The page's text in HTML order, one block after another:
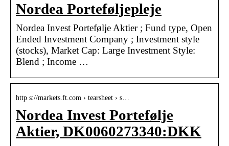
Nordea Porteføljepleje
Nordea Invest Portefølje Aktier ; Fund type, Open
Ended Investment Company ; Investment style
(stocks), Market Cap: Large Investment Style:
Blend ; Income …
http s://markets.ft.com › tearsheet › s…
Nordea Invest Portefølje
Aktier, DK0060273340:DKK